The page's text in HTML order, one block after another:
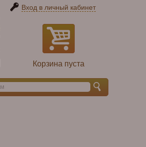
Вход в личный кабинет
Корзина пуста